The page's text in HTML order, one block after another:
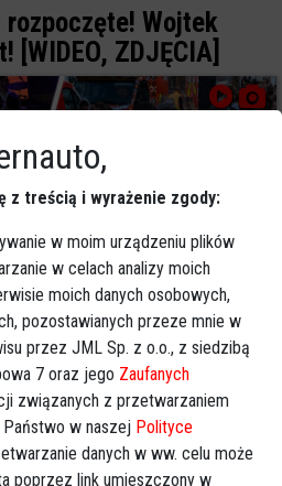
rozpoczęte! Wojtek
ZDJĘCIA]
spędzisz w domu!
imprez w
z treścią i wyrażenie zgody:
w moim urządzeniu plików
w celach analizy moich
moich danych osobowych,
pozostawianych przeze mnie w
przez JML Sp. z o.o., z siedzibą
7 oraz jego Zaufanych
związanych z przetwarzaniem
w naszej Polityce
danych w ww. celu może
poprzez link umieszczony w